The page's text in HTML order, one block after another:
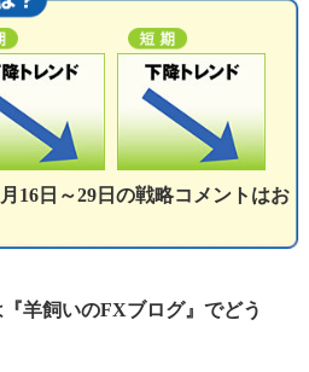
16日～29日の戦略コメントはお
羊飼いのFXブログ』でどう